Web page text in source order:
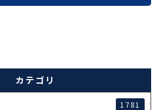
カテゴリ
1781